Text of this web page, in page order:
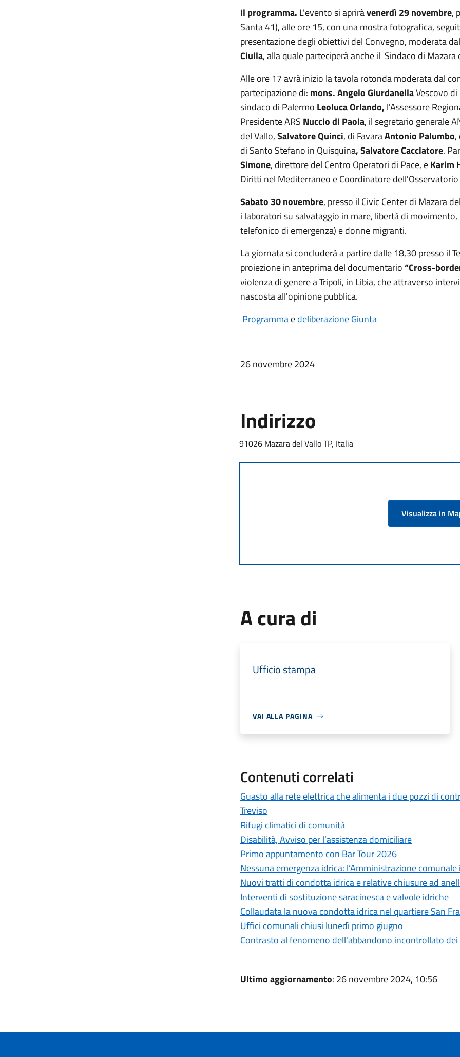
Il programma. L'evento si apriràvenerdì 29 novembre,
Santa 41), alle ore 15, con una mostra fotografica,
presentazione degli obiettivi del Convegno, moderata
Ciulla, alla quale parteciperà anche il Sindaco di
Alle ore 17 avrà inizio la tavola rotonda moderata dal
partecipazione di: mons. Angelo GiurdanellaVescovo di
sindaco di Palermo Leoluca Orlando, l'Assessore
Presidente ARS Nuccio di Paola, il segretario generale
del Vallo,Salvatore Quinci, di FavaraAntonio Palumbo,
di Santo Stefano in Quisquina, Salvatore Cacciatore.
Simone, direttore del Centro Operatori di Pace, eKarim
Diritti nel Mediterraneo e Coordinatore
Sabato 30 novembre, presso il Civic Center di Mazara
i laboratori su salvataggio in mare, libertà di
telefonico di emergenza) e donne migranti.
La giornata si concluderà a partire dalle 18,30 presso il
proiezione in anteprima del documentario“Cross-
violenza di genere a Tripoli, in Libia, che attraverso
nascosta all'opinione pubblica.
Programmaedeliberazione Giunta
26 novembre 2024
Indirizzo
91026 Mazara del Vallo TP, Italia
Visualizza in
A cura di
Ufficio stampa
VAI ALLA PAGINA
Contenuti correlati
Guasto alla rete elettrica che alimenta i due pozzi di
Treviso
Rifugi climatici di comunità
Disabilità, Avviso per l’assistenza domiciliare
Primo appuntamento con Bar Tour 2026
Nessuna emergenza idrica: l’Amministrazione
Nuovi tratti di condotta idrica e relative chiusure ad
Interventi di sostituzione saracinesca e valvole idriche
Collaudata la nuova condotta idrica nel quartiere San
Uffici comunali chiusi lunedì primo giugno
Contrasto al fenomeno dell'abbandono incontrollato
Ultimo aggiornamento: 26 novembre 2024, 10:56